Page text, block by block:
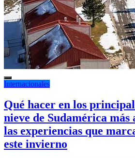
Internacionales
Qué hacer en los
nieve de Sudamérica más
las experiencias que
este invierno